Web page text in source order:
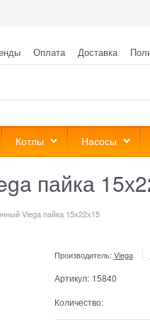
Оплата Доставка
Котлы Насосы
пайка
Viega пайка 15х22х15
Производитель: Viega
Артикул: 15840
Количество: